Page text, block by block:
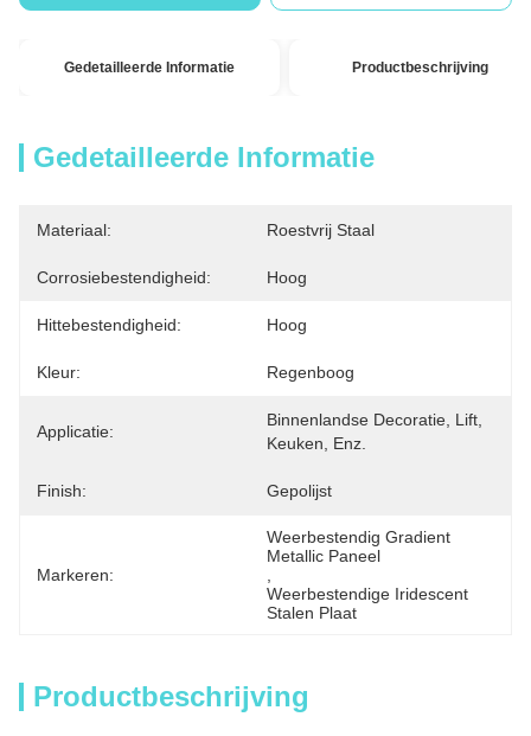
Gedetailleerde Informatie Productbeschrijving
Gedetailleerde Informatie
Materiaal: Roestvrij Staal
Corrosiebestendigheid: Hoog
Hittebestendigheid: Hoog
Kleur: Regenboog
Applicatie:
Binnenlandse Decoratie, Lift,
Keuken, Enz.
Finish: Gepolijst
Markeren:
Weerbestendig Gradient
Metallic Paneel
Weerbestendige Iridescent
Stalen Plaat
Productbeschrijving